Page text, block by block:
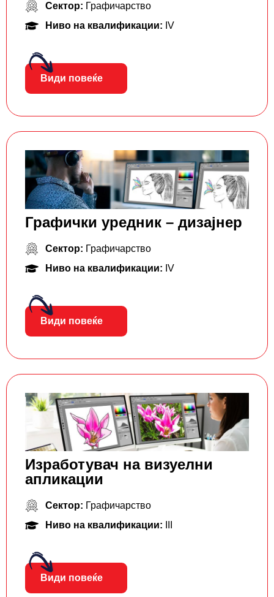
Сектор: Графичарство
Ниво на квалификации: IV
Види повеќе
Графички уредник – дизајнер
Сектор: Графичарство
Ниво на квалификации: IV
Види повеќе
Изработувач на визуелни
апликации
Сектор: Графичарство
Ниво на квалификации:
Види повеќе